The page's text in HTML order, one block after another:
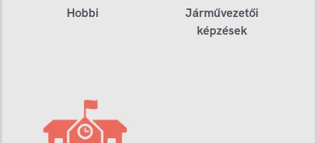
Hobbi
Járművezetői
képzések